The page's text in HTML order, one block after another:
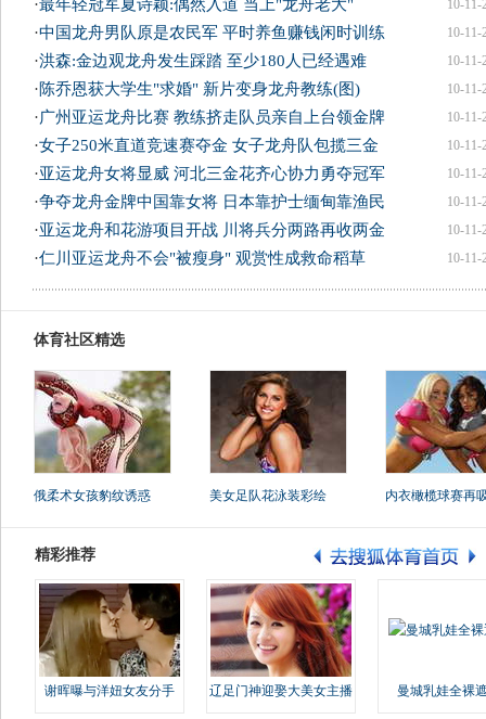
10-11-
·最年轻冠军夏诗颖:偶然入道 当上"龙舟老大"
10-11-
·中国龙舟男队原是农民军 平时养鱼赚钱闲时训练
10-11-
·洪森:金边观龙舟发生踩踏 至少180人已经遇难
10-11-
·陈乔恩获大学生"求婚" 新片变身龙舟教练(图)
10-11-
·广州亚运龙舟比赛 教练挤走队员亲自上台领金牌
10-11-
·女子250米直道竞速赛夺金 女子龙舟队包揽三金
10-11-
·亚运龙舟女将显威 河北三金花齐心协力勇夺冠军
10-11-
·争夺龙舟金牌中国靠女将 日本靠护士缅甸靠渔民
10-11-
·亚运龙舟和花游项目开战 川将兵分两路再收两金
10-11-
·仁川亚运龙舟不会"被瘦身" 观赏性成救命稻草
体育社区精选
俄柔术女孩豹纹诱惑 美女足队花泳装彩绘 内衣橄榄球赛再
精彩推荐
谢晖曝与洋妞女友分手 辽足门神迎娶大美女主播 曼城乳娃全裸